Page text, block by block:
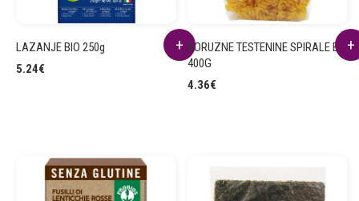
LAZANJE BIO 250g
5.24€
KORUZNE TESTENINE SPIRALE BIO
400G
4.36€